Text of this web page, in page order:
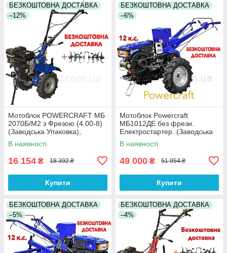
БЕЗКОШТОВНА ДОСТАВКА
–12%
Мотоблок POWERCRAFT МБ
2070Б/М2 з Фрезою (4.00-8)
(Заводська Упаковка),
Безкоштовна доставка!
В наявності
16 154 ₴ 18 392 ₴
Купити
БЕЗКОШТОВНА ДОСТАВКА
–6%
Мотоблок Powercraft
МБ1012ДЕ без фрези.
Електростартер. (Заводська
упаковка). БЕЗКОШТОВНА
ДОСТАВКА !!!
В наявності
49 000 ₴ 51 954 ₴
Купити
БЕЗКОШТОВНА ДОСТАВКА
–5%
БЕЗКОШТОВНА ДОСТАВКА
–4%